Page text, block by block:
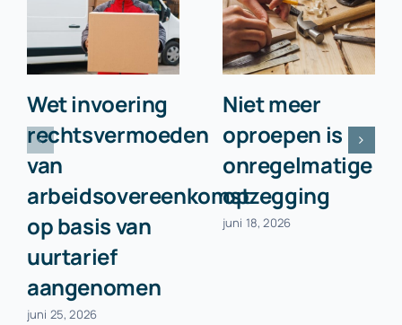
Wet invoering
rechtsvermoeden
van
arbeidsovereenkomst
op basis van
uurtarief
aangenomen
juni 25, 2026
Niet meer
oproepen is
onregelmatige
opzegging
juni 18, 2026